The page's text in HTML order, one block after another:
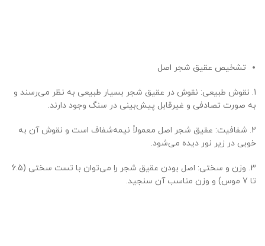
تشخیص عقیق شجر اصل
1. نقوش طبیعی: نقوش در عقیق شجر بسیار طبیعی به نظر می‌رسند و
به صورت تصادفی و غیرقابل پیش‌بینی در سنگ وجود دارند.
2. شفافیت: عقیق شجر اصل معمولاً نیمه‌شفاف است و نقوش آن به
خوبی در زیر نور دیده می‌شود.
3. وزن و سختی: اصل بودن عقیق شجر را می‌توان با تست سختی (6.5
تا 7 موس) و وزن مناسب آن سنجید.